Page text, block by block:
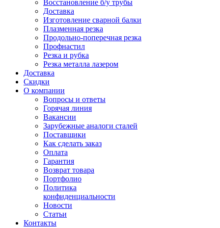
Восстановление б/у трубы
Доставка
Изготовление сварной балки
Плазменная резка
Продольно-поперечная резка
Профнастил
Резка и рубка
Резка металла лазером
Доставка
Скидки
О компании
Вопросы и ответы
Горячая линия
Вакансии
Зарубежные аналоги сталей
Поставщики
Как сделать заказ
Оплата
Гарантия
Возврат товара
Портфолио
Политика
конфиденциальности
Новости
Статьи
Контакты